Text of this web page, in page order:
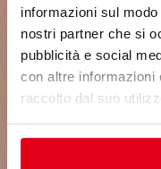
informazioni sul
nostri partner che si
pubblicità e social
con altre informazioni
raccolto dal suo